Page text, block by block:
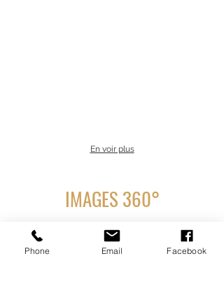
En voir plus
IMAGES 360°
Phone Email Facebook